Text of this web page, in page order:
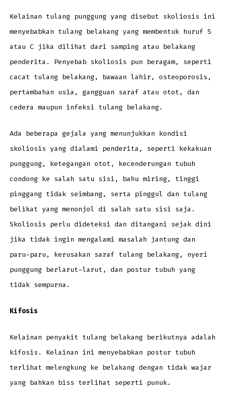
Kelainan tulang punggung yang disebut skoliosis ini
menyebabkan tulang belakang yang membentuk huruf S
atau C jika dilihat dari samping atau belakang
penderita. Penyebab skoliosis pun beragam, seperti
cacat tulang belakang, bawaan lahir, osteoporosis,
pertambahan usia, gangguan saraf atau otot, dan
cedera maupun infeksi tulang belakang.
Ada beberapa gejala yang menunjukkan kondisi
skoliosis yang dialami penderita, seperti kekakuan
punggung, ketegangan otot, kecenderungan tubuh
condong ke salah satu sisi, bahu miring, tinggi
pinggang tidak seimbang, serta pinggul dan tulang
belikat yang menonjol di salah satu sisi saja.
Skoliosis perlu dideteksi dan ditangani sejak dini
jika tidak ingin mengalami masalah jantung dan
paru-paru, kerusakan saraf tulang belakang, nyeri
punggung berlarut-larut, dan postur tubuh yang
tidak sempurna.
Kifosis
Kelainan penyakit tulang belakang berikutnya adalah
kifosis. Kelainan ini menyebabkan postur tubuh
terlihat melengkung ke belakang dengan tidak wajar
yang bahkan biss terlihat seperti punuk.